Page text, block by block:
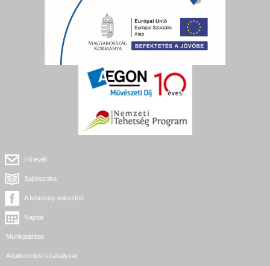
Hírlevél
Sajtószoba
A tehetség sokszínű
Naptár
Munkatársak
Adatkezelési szabályzat